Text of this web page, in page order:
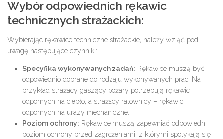
Wybór odpowiednich rękawic
technicznych strażackich:
Wybierając rękawice techniczne strażackie, należy wziąć pod
uwagę następujące czynniki:
Specyfika wykonywanych zadań: Rękawice muszą być
odpowiednio dobrane do rodzaju wykonywanych prac. Na
przykład strażacy gaszący pożary potrzebują rękawic
odpornych na ciepło, a strażacy ratownicy – rękawic
odpornych na urazy mechaniczne.
Poziom ochrony: Rękawice muszą zapewniać odpowiedni
poziom ochrony przed zagrożeniami, z którymi spotykają się